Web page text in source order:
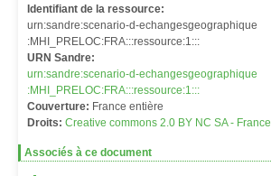
Identifiant de la ressource:
urn:sandre:scenario-d-echangesgeographique
:MHI_PRELOC:FRA:::ressource:1:::
URN Sandre:
urn:sandre:scenario-d-echangesgeographique
:MHI_PRELOC:FRA:::ressource:1:::
Couverture: France entière
Droits: Creative commons 2.0 BY NC SA - France
Associés à ce document